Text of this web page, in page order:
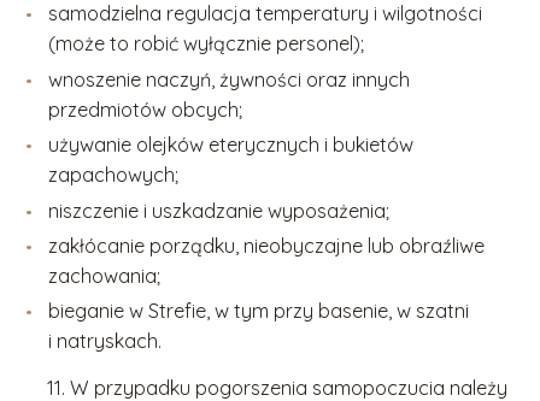
samodzielna regulacja temperatury i wilgotności
(może to robić wyłącznie personel);
wnoszenie naczyń, żywności oraz innych
przedmiotów obcych;
używanie olejków eterycznych i bukietów
zapachowych;
niszczenie i uszkadzanie wyposażenia;
zakłócanie porządku, nieobyczajne lub obraźliwe
zachowania;
bieganie w Strefie, w tym przy basenie, w szatni
i natryskach.
W przypadku pogorszenia samopoczucia należy